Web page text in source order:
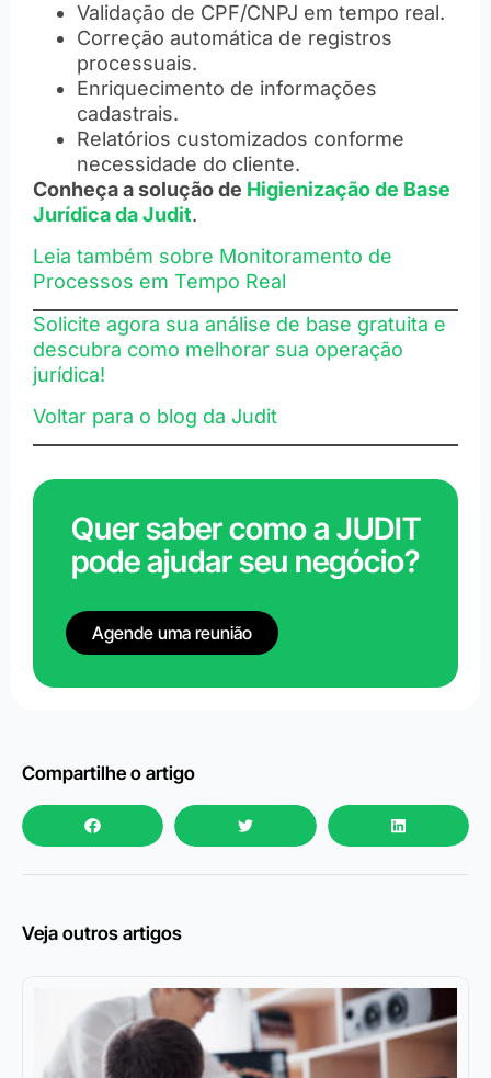
Validação de CPF/CNPJ em tempo real.
Correção automática de registros
processuais.
Enriquecimento de informações
cadastrais.
Relatórios customizados conforme
necessidade do cliente.
Conheça a solução de Higienização de Base
Jurídica da Judit.
Leia também sobre Monitoramento de
Processos em Tempo Real
Solicite agora sua análise de base gratuita e
descubra como melhorar sua operação
jurídica!
Voltar para o blog da Judit
Quer saber como a JUDIT
pode ajudar seu negócio?
Agende uma reunião
Compartilhe o artigo
Veja outros artigos